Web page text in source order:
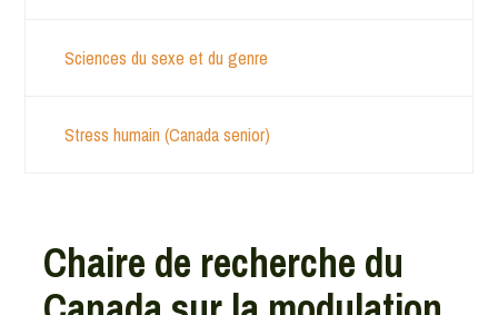
Sciences du sexe et du genre
Stress humain (Canada senior)
Chaire de recherche du